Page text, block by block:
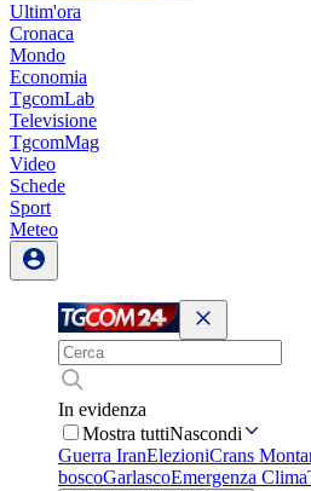
Ultim'ora
Cronaca
Mondo
Economia
TgcomLab
Televisione
TgcomMag
Video
Schede
Sport
Meteo
In evidenza
Mostra tuttiNascondi
Guerra IranElezioniCrans
boscoGarlascoEmergenza Clima